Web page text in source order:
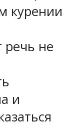
курении
речь не
и